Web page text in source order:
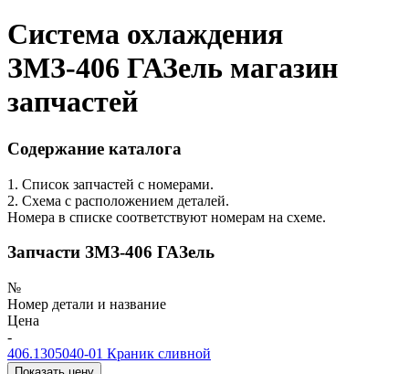
Система охлаждения
ЗМЗ-406 ГАЗель магазин
запчастей
Содержание каталога
1. Список запчастей с номерами.
2. Схема с расположением деталей.
Номера в списке соответствуют номерам на схеме.
Запчасти ЗМЗ-406 ГАЗель
№
Номер детали и название
Цена
-
406.1305040-01 Краник сливной